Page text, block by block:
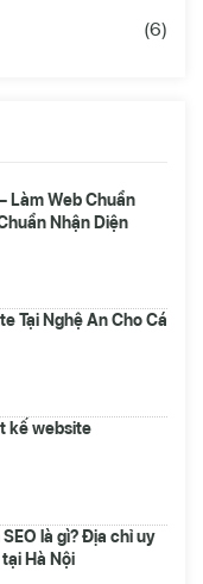
(6)
Làm Web Chuẩn
Nhận Diện
Tại Nghệ An Cho Cá
kế website
là gì? Địa chỉ uy
Hà Nội